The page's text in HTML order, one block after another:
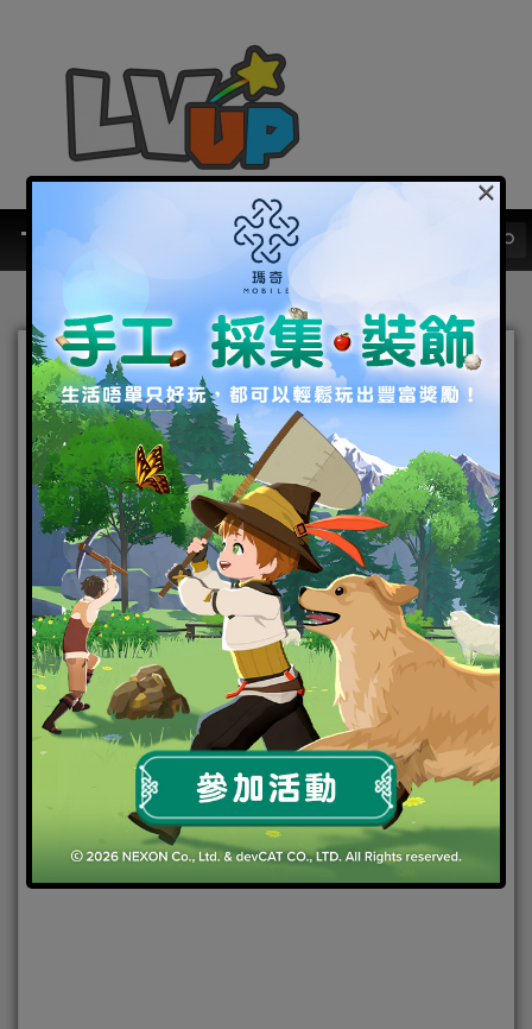
Efun遊戲平台取得《第一神
劍》港澳台代理權 Q3上市再
掀風潮！
2015-07-31|Android,IOS,手機遊戲 第一神劍
×